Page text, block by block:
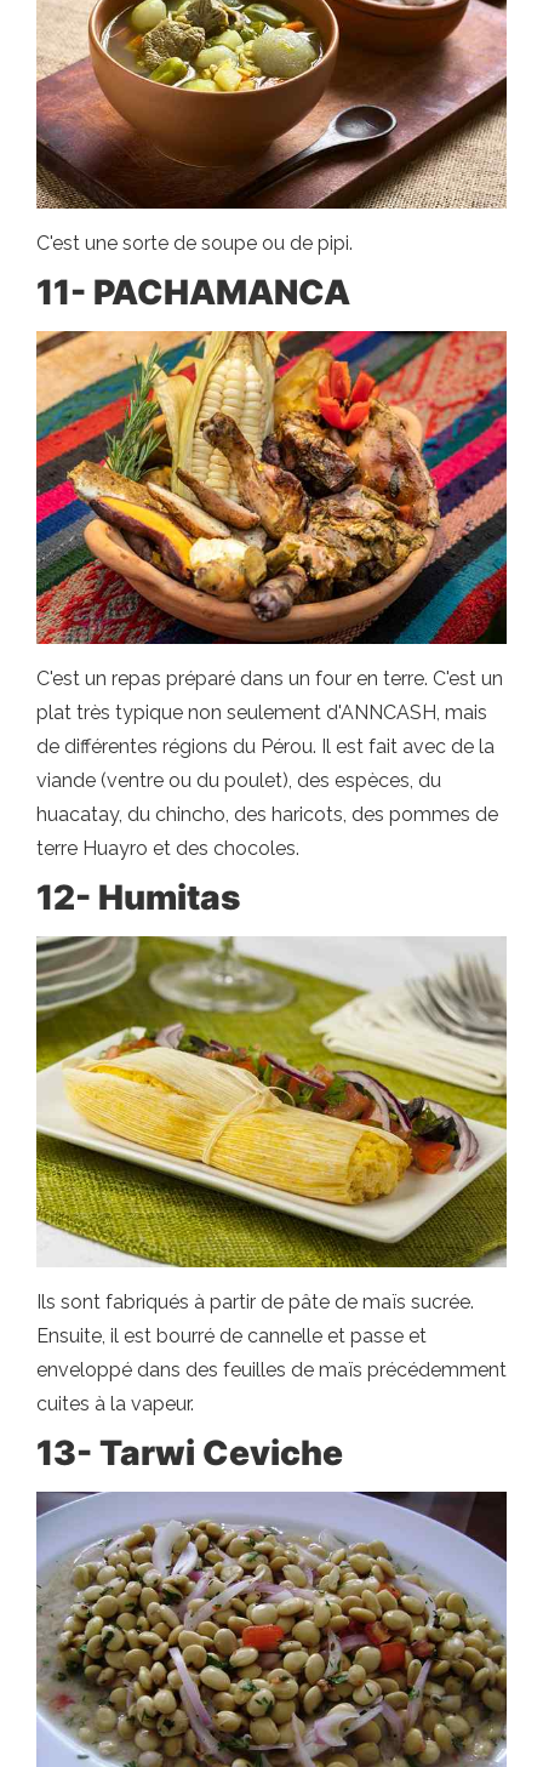
C'est une sorte de soupe ou de pipi.
11- PACHAMANCA
C'est un repas préparé dans un four en terre. C'est un
plat très typique non seulement d'ANNCASH, mais
de différentes régions du Pérou. Il est fait avec de la
viande (ventre ou du poulet), des espèces, du
huacatay, du chincho, des haricots, des pommes de
terre Huayro et des chocoles.
12- Humitas
Ils sont fabriqués à partir de pâte de maïs sucrée.
Ensuite, il est bourré de cannelle et passe et
enveloppé dans des feuilles de maïs précédemment
cuites à la vapeur.
13- Tarwi Ceviche